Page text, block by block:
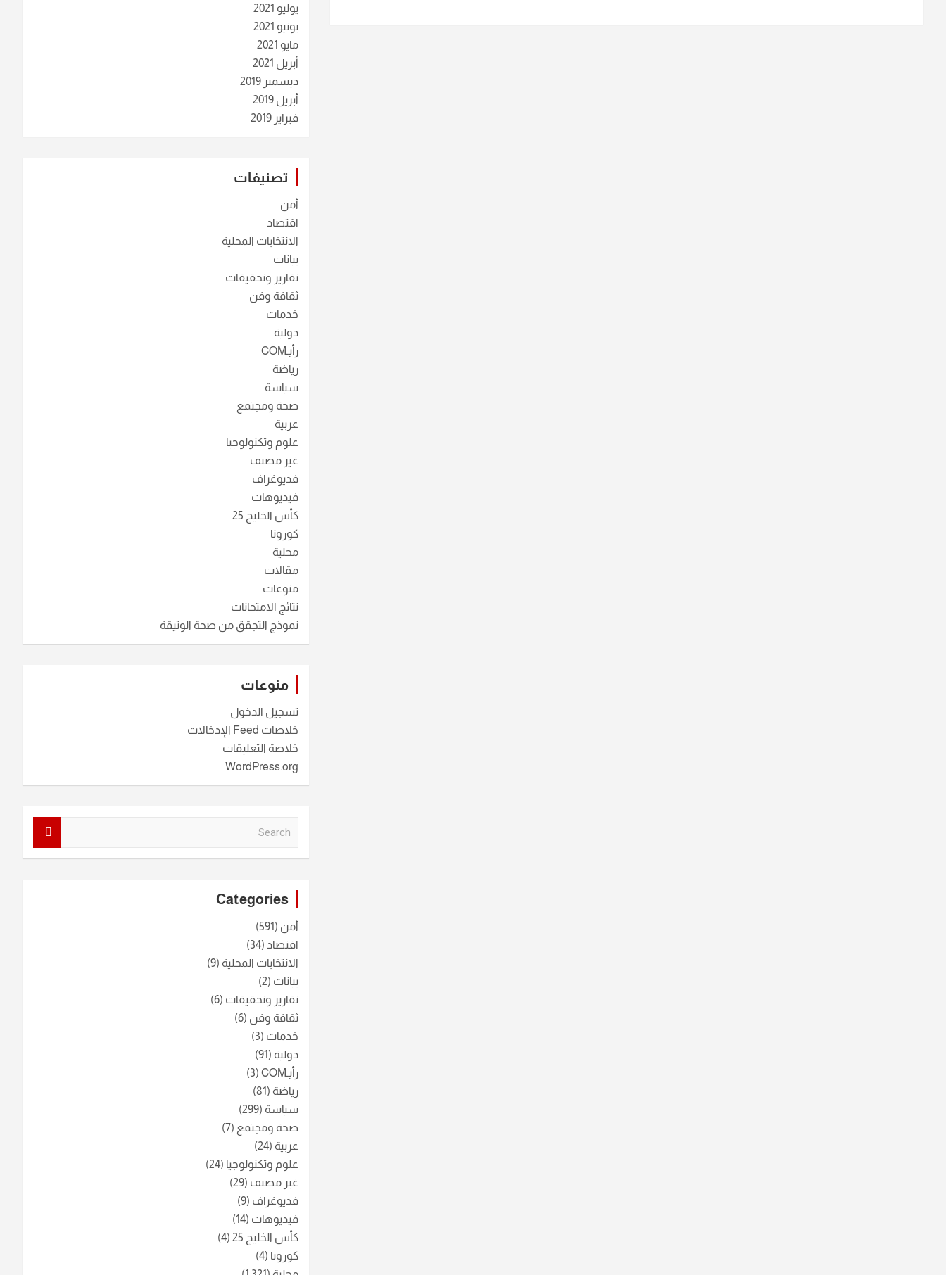
يوليو 2021
يونيو 2021
مايو 2021
أبريل 2021
ديسمبر 2019
أبريل 2019
فبراير 2019
تصنيفات
أمن
اقتصاد
الانتخابات المحلية
بيانات
تقارير وتحقيقات
ثقافة وفن
خدمات
دولية
رأيـCOM
رياضة
سياسة
صحة ومجتمع
عربية
علوم وتكنولوجيا
غير مصنف
فديوغراف
فيديوهات
كأس الخليج 25
كورونا
محلية
مقالات
منوعات
نتائج الامتحانات
نموذج التجقق من صحة الوثيقة
منوعات
تسجيل الدخول
خلاصات Feed الإدخالات
خلاصة التعليقات
WordPress.org
Categories
أمن (591)
اقتصاد (34)
الانتخابات المحلية (9)
بيانات (2)
تقارير وتحقيقات (6)
ثقافة وفن (6)
خدمات (3)
دولية (91)
رأيـCOM
(3)
رياضة (81)
سياسة (299)
صحة ومجتمع (7)
عربية (24)
علوم وتكنولوجيا (24)
غير مصنف (29)
فديوغراف (9)
فيديوهات (14)
كأس الخليج 25
(4)
كورونا (4)